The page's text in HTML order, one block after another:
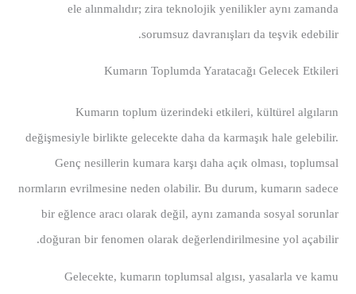
ele alınmalıdır; zira teknolojik yenilikler aynı zamanda
sorumsuz davranışları da teşvik edebilir.
Kumarın Toplumda Yaratacağı Gelecek Etkileri
Kumarın toplum üzerindeki etkileri, kültürel algıların
değişmesiyle birlikte gelecekte daha da karmaşık hale gelebilir.
Genç nesillerin kumara karşı daha açık olması, toplumsal
normların evrilmesine neden olabilir. Bu durum, kumarın sadece
bir eğlence aracı olarak değil, aynı zamanda sosyal sorunlar
doğuran bir fenomen olarak değerlendirilmesine yol açabilir.
Gelecekte, kumarın toplumsal algısı, yasalarla ve kamu